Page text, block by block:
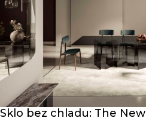
Sklo bez chladu: The New